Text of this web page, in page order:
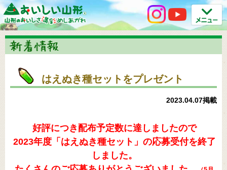
はえぬき種セットをプレゼント
2023.04.07掲載
好評につき配布予定数に達しましたので
2023年度「はえぬき種セット」の応募受付を終了
しました。